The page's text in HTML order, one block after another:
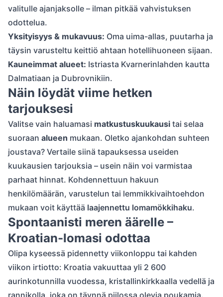
valitulle ajanjaksolle – ilman pitkää vahvistuksen
odottelua.
Yksityisyys & mukavuus: Oma uima-allas, puutarha ja
täysin varusteltu keittiö ahtaan hotellihuoneen sijaan.
Kauneimmat alueet: Istriasta Kvarnerinlahden kautta
Dalmatiaan ja Dubrovnikiin.
Näin löydät viime hetken
tarjouksesi
Valitse vain haluamasi matkustuskuukausi tai selaa
suoraan alueen mukaan. Oletko ajankohdan suhteen
joustava? Vertaile siinä tapauksessa useiden
kuukausien tarjouksia – usein näin voi varmistaa
parhaat hinnat. Kohdennettuun hakuun
henkilömäärän, varustelun tai lemmikkivaihtoehdon
mukaan voit käyttää laajennettu lomamökkihaku.
Spontaanisti meren äärelle –
Kroatian-lomasi odottaa
Olipa kyseessä pidennetty viikonloppu tai kahden
viikon irtiotto: Kroatia vakuuttaa yli 2 600
aurinkotunnilla vuodessa, kristallinkirkkaalla vedellä ja
rannikolla, joka on täynnä piilossa olevia poukamia.